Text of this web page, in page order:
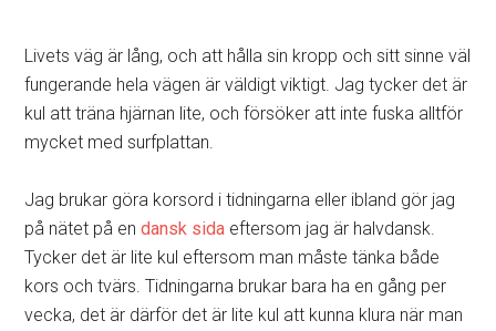
Livets väg är lång, och att hålla sin kropp och sitt sinne väl
fungerande hela vägen är väldigt viktigt. Jag tycker det är
kul att träna hjärnan lite, och försöker att inte fuska alltför
mycket med surfplattan.
Jag brukar göra korsord i tidningarna eller ibland gör jag
på nätet på endansk sida eftersom jag är halvdansk.
Tycker det är lite kul eftersom man måste tänka både
kors och tvärs. Tidningarna brukar bara ha en gång per
vecka, det är därför det är lite kul att kunna klura när man